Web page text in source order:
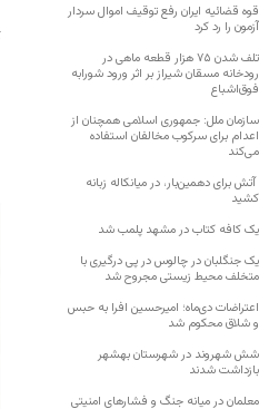
قوه قضائیه ایران رفع توقیف اموال سردار
آزمون را رد کرد
تلف شدن ۷۵ هزار قطعه ماهی در
رودخانه مسقان شیراز بر اثر ورود شورابه
فوق‌اشباع
سازمان ملل: جمهوری اسلامی همچنان از
اعدام برای سرکوب مخالفان استفاده
می‌کند
آتش برای دهمین‌بار، در میانکاله زبانه
کشید
یک کافه کتاب در مشهد پلمب شد
یک جنگلبان در چالوس در پی درگیری با
متخلف محیط زیستی مجروح شد
اعتراضات دی‌ماه؛ امیرحسین افرا به حبس
و شلاق محکوم شد
شش شهروند در شهرستان بهشهر
بازداشت شدند
معلمان در میانه جنگ و فشارهای امنیتی